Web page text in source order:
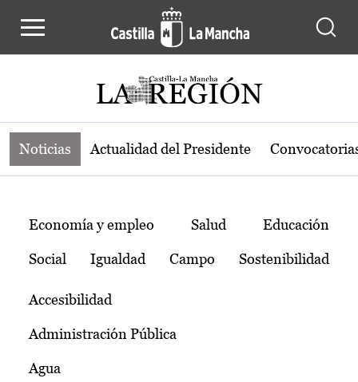
Noticias de la región de Castilla-La
Noticias Actualidad del Presidente
Temas
Economía y empleo Salud Educación
Social Igualdad Campo Sostenibilidad
Accesibilidad
Administración Pública
Agua